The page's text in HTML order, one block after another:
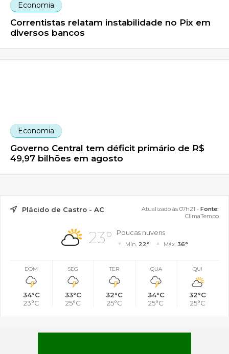
Economia
Correntistas relatam instabilidade no Pix em
diversos bancos
Economia
Governo Central tem déficit primário de R$
49,97 bilhões em agosto
Plácido de Castro - AC Atualizado às 07h21 - Fonte:
ClimaTempo
23° Poucas nuvens
Mín. 22° Máx. 36°
DOM
34°C
23°C
SEG
33°C
25°C
TER
32°C
25°C
QUA
34°C
25°C
QUI
32°C
25°C